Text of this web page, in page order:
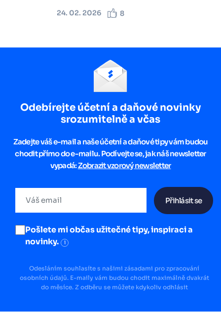
24. 02. 2026 8
Odebírejte účetní a daňové novinky
srozumitelně a včas
Zadejte váš e-mail a naše účetní a daňové tipy vám budou
chodit přímo do e-mailu. Podívejte se, jak náš newsletter
vypadá:Zobrazit vzorový newsletter
Přihlásit se
Pošlete mi občas užitečné tipy, inspiraci a
novinky.
i
Odesláním souhlasíte s našimi zásadami pro zpracování
osobních údajů. E-maily vám budou chodit maximálně dvakrát
do měsíce. Z odběru se můžete kdykoliv odhlásit